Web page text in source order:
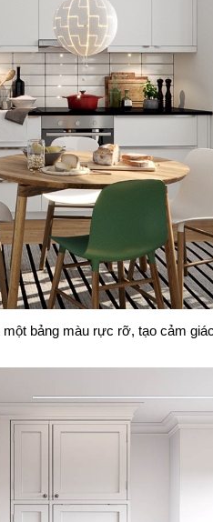
bảng màu rực rỡ, tạo cảm